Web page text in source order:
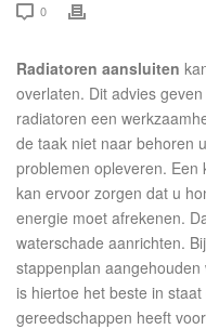
0
Radiatoren aansluiten
overlaten. Dit advies
radiatoren een
de taak niet naar behoren
problemen opleveren. Een
kan ervoor zorgen dat u
energie moet afrekenen.
waterschade aanrichten.
stappenplan
is hiertoe het beste in
gereedschappen heeft